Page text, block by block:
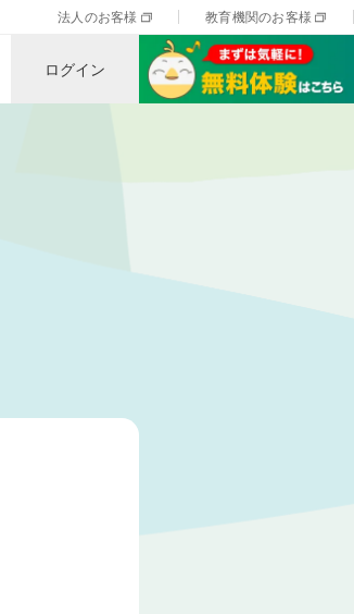
法人のお客様 教育機関のお客様
ログイン